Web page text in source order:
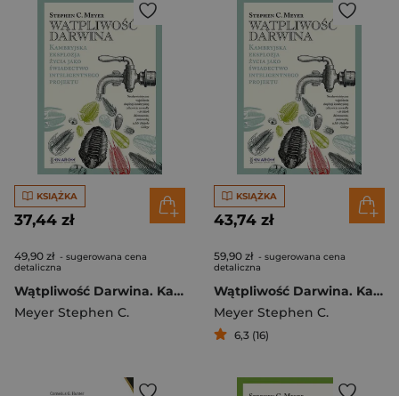
KSIĄŻKA
37,44 zł
49,90 zł - sugerowana cena
detaliczna
Wątpliwość Darwina. Kambryjska eksplozja życia jako świadectwo inteligentnego projektu
Meyer Stephen C.
KSIĄŻKA
43,74 zł
59,90 zł - sugerowana cena
detaliczna
Wątpliwość Darwina. Kambryjska eksplozja życia jako świadectwo inteligentnego projektu
Meyer Stephen C.
6,3 (16)